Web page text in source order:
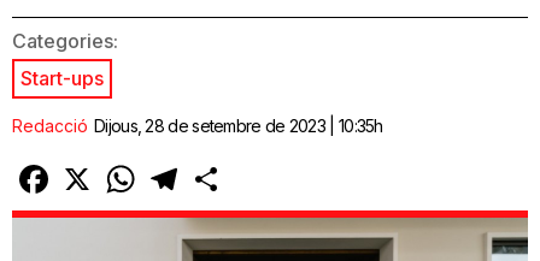
Categories:
Start-ups
Redacció Dijous, 28 de setembre de 2023 | 10:35h
Facebook
X WhatsAppTelegram